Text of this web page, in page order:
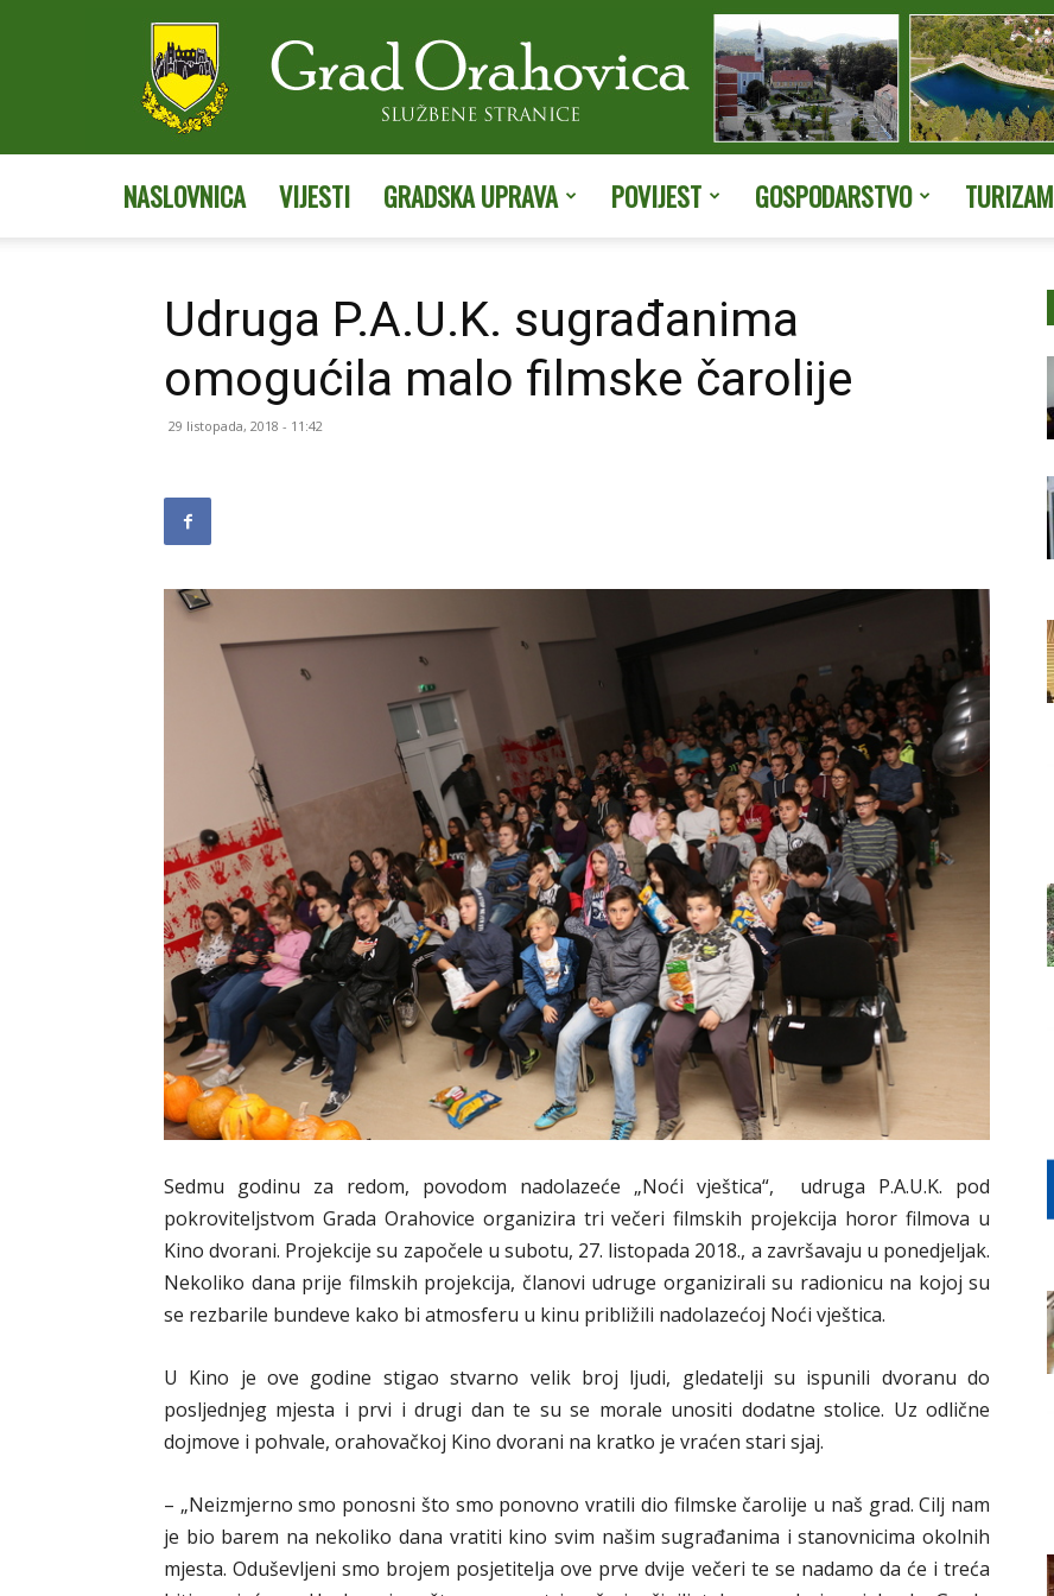
stranice
Orahovice
NASLOVNICA VIJESTI GRADSKA UPRAVA POVIJEST GOSPODARSTVO TURIZAM
Udruga P.A.U.K. sugrađanima
omogućila malo filmske čarolije
29 listopada, 2018 - 11:42
Sedmu godinu za redom, povodom nadolazeće „Noći vještica“, udruga P.A.U.K. pod
pokroviteljstvom Grada Orahovice organizira tri večeri filmskih projekcija horor filmova u
Kino dvorani. Projekcije su započele u subotu, 27. listopada 2018., a završavaju u ponedjeljak.
Nekoliko dana prije filmskih projekcija, članovi udruge organizirali su radionicu na kojoj su
se rezbarile bundeve kako bi atmosferu u kinu približili nadolazećoj Noći vještica.
U Kino je ove godine stigao stvarno velik broj ljudi, gledatelji su ispunili dvoranu do
posljednjeg mjesta i prvi i drugi dan te su se morale unositi dodatne stolice. Uz odlične
dojmove i pohvale, orahovačkoj Kino dvorani na kratko je vraćen stari sjaj.
– „Neizmjerno smo ponosni što smo ponovno vratili dio filmske čarolije u naš grad. Cilj nam
je bio barem na nekoliko dana vratiti kino svim našim sugrađanima i stanovnicima okolnih
mjesta. Oduševljeni smo brojem posjetitelja ove prve dvije večeri te se nadamo da će i treća